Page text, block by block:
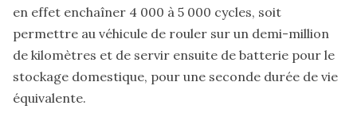
en effet enchaîner 4 000 à 5 000 cycles, soit
permettre au véhicule de rouler sur un demi-million
de kilomètres et de servir ensuite de batterie pour le
stockage domestique, pour une seconde durée de vie
équivalente.